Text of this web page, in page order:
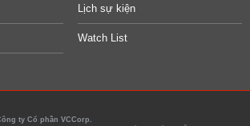
Lịch sự kiện
Watch List
ty Cổ phần VCCorp.